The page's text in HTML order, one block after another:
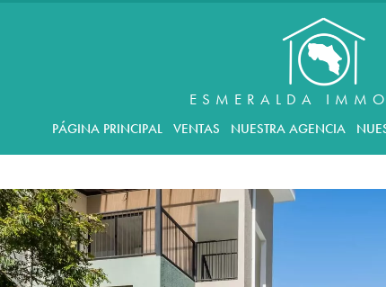
ESMERALDA
PÁGINA PRINCIPAL VENTAS NUESTRA AGENCIA